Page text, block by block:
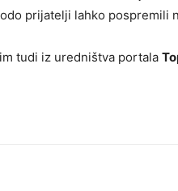
prijatelji lahko pospremili
tudi iz uredništva portala